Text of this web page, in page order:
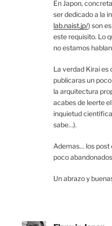
En Japon,
ser dedicado a la
lab.naist.jp/) son
este requisito. Lo
no estamos
La verdad Kirai es
publicaras un
la arquitectura
acabes de leerte
inquietud
sabe…).
Ademas… los post
poco
Un abrazo y